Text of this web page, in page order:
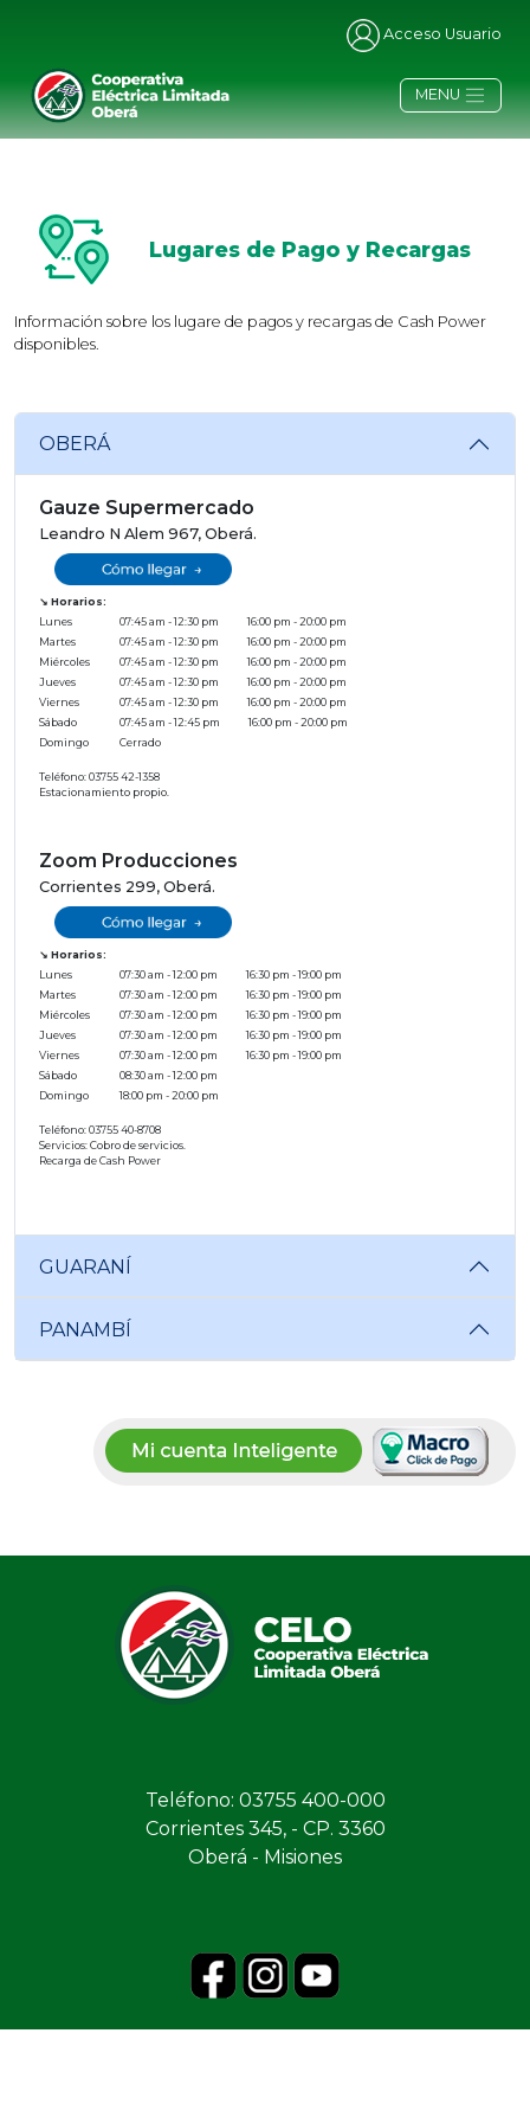
Acceso Usuario
MENU
Lugares de Pago y Recargas
Información sobre los lugare de pagos y recargas de Cash Power
disponibles.
OBERÁ
Gauze Supermercado
Leandro N Alem 967, Oberá.
↘ Horarios:
Lunes
07:45 am - 12:30 pm
16:00 pm - 20:00 pm
Martes
07:45 am - 12:30 pm
16:00 pm - 20:00 pm
Miércoles
07:45 am - 12:30 pm
16:00 pm - 20:00 pm
Jueves
07:45 am - 12:30 pm
16:00 pm - 20:00 pm
Viernes
07:45 am - 12:30 pm
16:00 pm - 20:00 pm
Sábado
07:45 am - 12:45 pm
16:00 pm - 20:00 pm
Domingo
Cerrado
Teléfono: 03755 42-1358
Estacionamiento propio.
Zoom Producciones
Corrientes 299, Oberá.
↘ Horarios:
Lunes
07:30 am - 12:00 pm
16:30 pm - 19:00 pm
Martes
07:30 am - 12:00 pm
16:30 pm - 19:00 pm
Miércoles
07:30 am - 12:00 pm
16:30 pm - 19:00 pm
Jueves
07:30 am - 12:00 pm
16:30 pm - 19:00 pm
Viernes
07:30 am - 12:00 pm
16:30 pm - 19:00 pm
Sábado
08:30 am - 12:00 pm
Domingo
18:00 pm - 20:00 pm
Teléfono: 03755 40-8708
Servicios: Cobro de servicios.
Recarga de Cash Power
GUARANÍ
PANAMBÍ
Teléfono: 03755 400-000
Corrientes 345, - CP. 3360
Oberá - Misiones